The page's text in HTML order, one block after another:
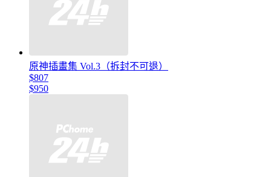
原神插畫集 Vol.3（拆封不可退）
$807
$950